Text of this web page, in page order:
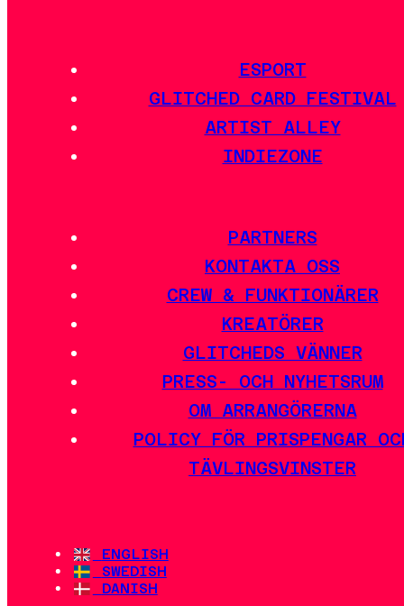
ESPORT
GLITCHED CARD FESTIVAL
ARTIST ALLEY
INDIEZONE
PARTNERS
KONTAKTA OSS
CREW & FUNKTIONÄRER
KREATÖRER
GLITCHEDS VÄNNER
PRESS- OCH NYHETSRUM
OM ARRANGÖRERNA
POLICY FÖR PRISPENGAR
TÄVLINGSVINSTER
ENGLISH
SWEDISH
DANISH